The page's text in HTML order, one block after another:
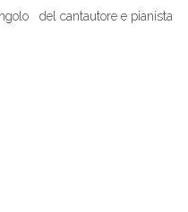
del cantautore e pianista